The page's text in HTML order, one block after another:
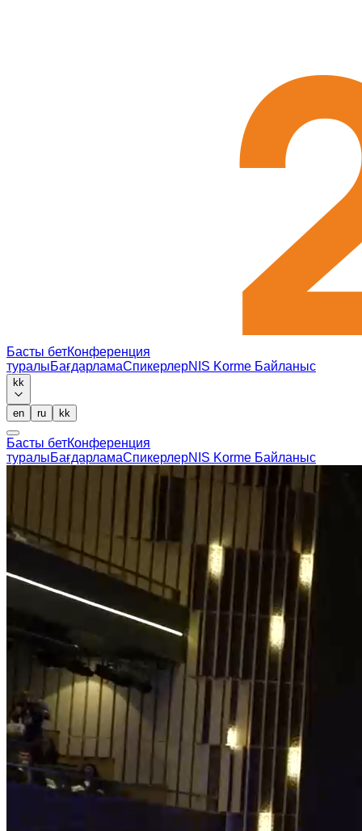
Басты бетКонференция
туралыБағдарламаСпикерлерNIS Korme Байланыс
kk
en ru kk
Басты бетКонференция
туралыБағдарламаСпикерлерNIS Korme Байланыс